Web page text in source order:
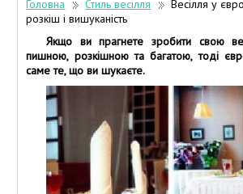
Про весілля
Акції
Конкурси
Учасники дисконтної програми
Головна Стиль весілля
Весілля у
розкіш і вишуканість
Якщо ви прагнете зробити свою
пишною, розкішною та багатою, тоді
саме те, що ви шукаєте.